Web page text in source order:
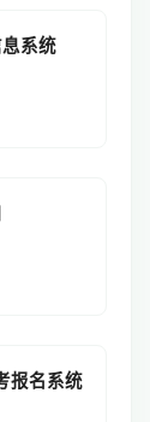
系统
报名系统